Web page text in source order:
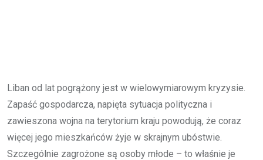
Liban od lat pogrążony jest w wielowymiarowym kryzysie.
Zapaść gospodarcza, napięta sytuacja polityczna i
zawieszona wojna na terytorium kraju powodują, że coraz
więcej jego mieszkańców żyje w skrajnym ubóstwie.
Szczególnie zagrożone są osoby młode – to właśnie je